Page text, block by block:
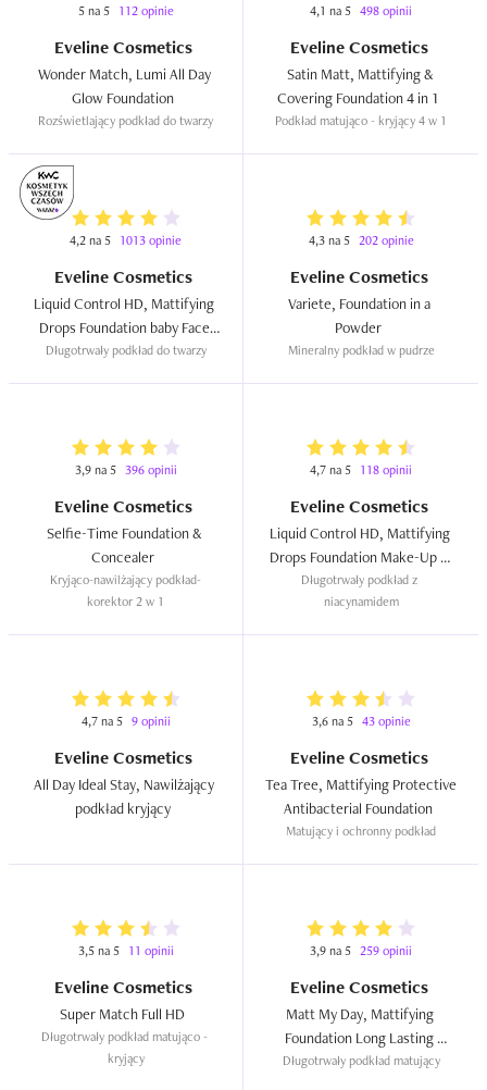
5 na 5 112 opinie
Eveline Cosmetics
Wonder Match, Lumi All Day
Rozświetlający podkład do twarzy
4,1 na 5 498 opinii
Eveline Cosmetics
Satin Matt, Mattifying &
Podkład matująco - kryjący 4 w 1
4,2 na 5 1013 opinie
Eveline Cosmetics
Liquid Control HD, Mattifying
Drops Foundation baby Face
Effect Long Lasting Formula
Długotrwały podkład do twarzy
4,3 na 5 202 opinie
Eveline Cosmetics
Variete, Foundation in a
Mineralny podkład w pudrze
3,9 na 5 396 opinii
Eveline Cosmetics
Selfie-Time Foundation &
Kryjąco-nawilżający podkład-
korektor 2 w 1
4,7 na 5 118 opinii
Eveline Cosmetics
Liquid Control HD, Mattifying
Drops Foundation Make-Up &
Care Serum-Foundation with
Niacinamide, Hyaluronic Acid &
Długotrwały podkład z
niacynamidem
4,7 na 5 9 opinii
Eveline Cosmetics
All Day Ideal Stay, Nawilżający
3,6 na 5 43 opinie
Eveline Cosmetics
Tea Tree, Mattifying Protective
Matujący i ochronny podkład
3,5 na 5 11 opinii
Eveline Cosmetics
Długotrwały podkład matująco -
kryjący
3,9 na 5 259 opinii
Eveline Cosmetics
Matt My Day, Mattifying
Foundation Long Lasting
Formula 12 H
Długotrwały podkład matujący